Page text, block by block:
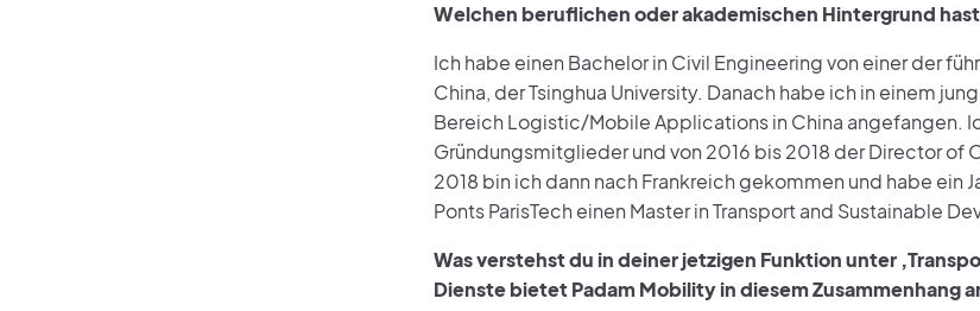
Welchen beruflichen oder akademischen Hintergrund
Ich habe einen Bachelor in Civil Engineering von einer der
China, der Tsinghua University. Danach habe ich in einem
Bereich Logistic/Mobile Applications in China angefangen.
Gründungsmitglieder und von 2016 bis 2018 der Director of
2018 bin ich dann nach Frankreich gekommen und habe ein
Ponts ParisTech einen Master in Transport and Sustainable
Was verstehst du in deiner jetzigen Funktion unter
Dienste bietet Padam Mobility in diesem Zusammenhang